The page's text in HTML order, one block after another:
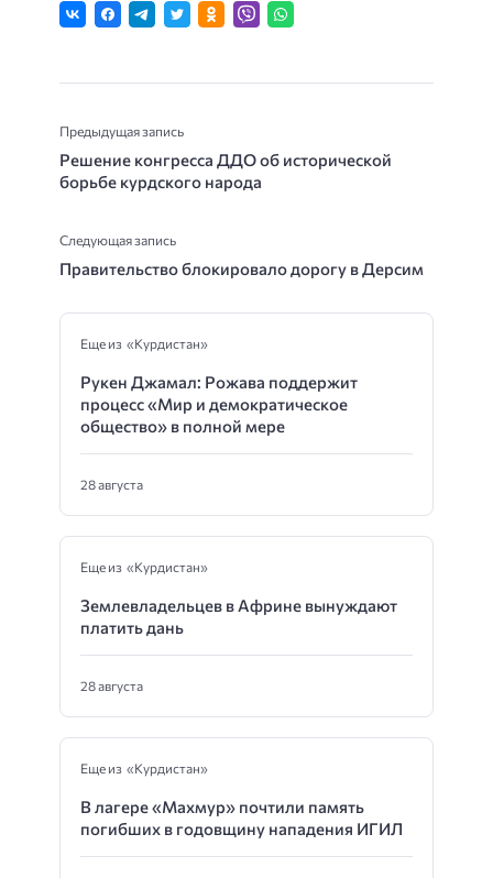
Предыдущая запись
Решение конгресса ДДО об исторической
борьбе курдского народа
Следующая запись
Правительство блокировало дорогу в Дерсим
Еще из «Курдистан»
Рукен Джамал: Рожава поддержит
процесс «Мир и демократическое
общество» в полной мере
28 августа
Еще из «Курдистан»
Землевладельцев в Африне вынуждают
платить дань
28 августа
Еще из «Курдистан»
В лагере «Махмур» почтили память
погибших в годовщину нападения ИГИЛ